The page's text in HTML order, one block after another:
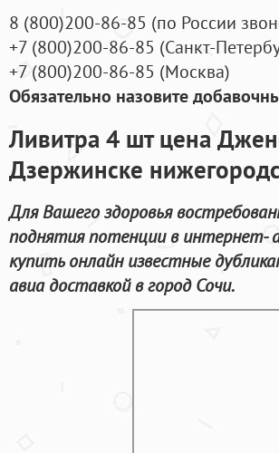
8 (800)200-86-85 (по России
+7 (800)200-86-85 (Санкт-
+7 (800)200-86-85 (Москва)
Обязательно назовите
Ливитра 4 шт цена
Дзержинске
Для Вашего здоровья
поднятия потенции в интернет-
купить онлайн известные
авиа доставкой в город Сочи.